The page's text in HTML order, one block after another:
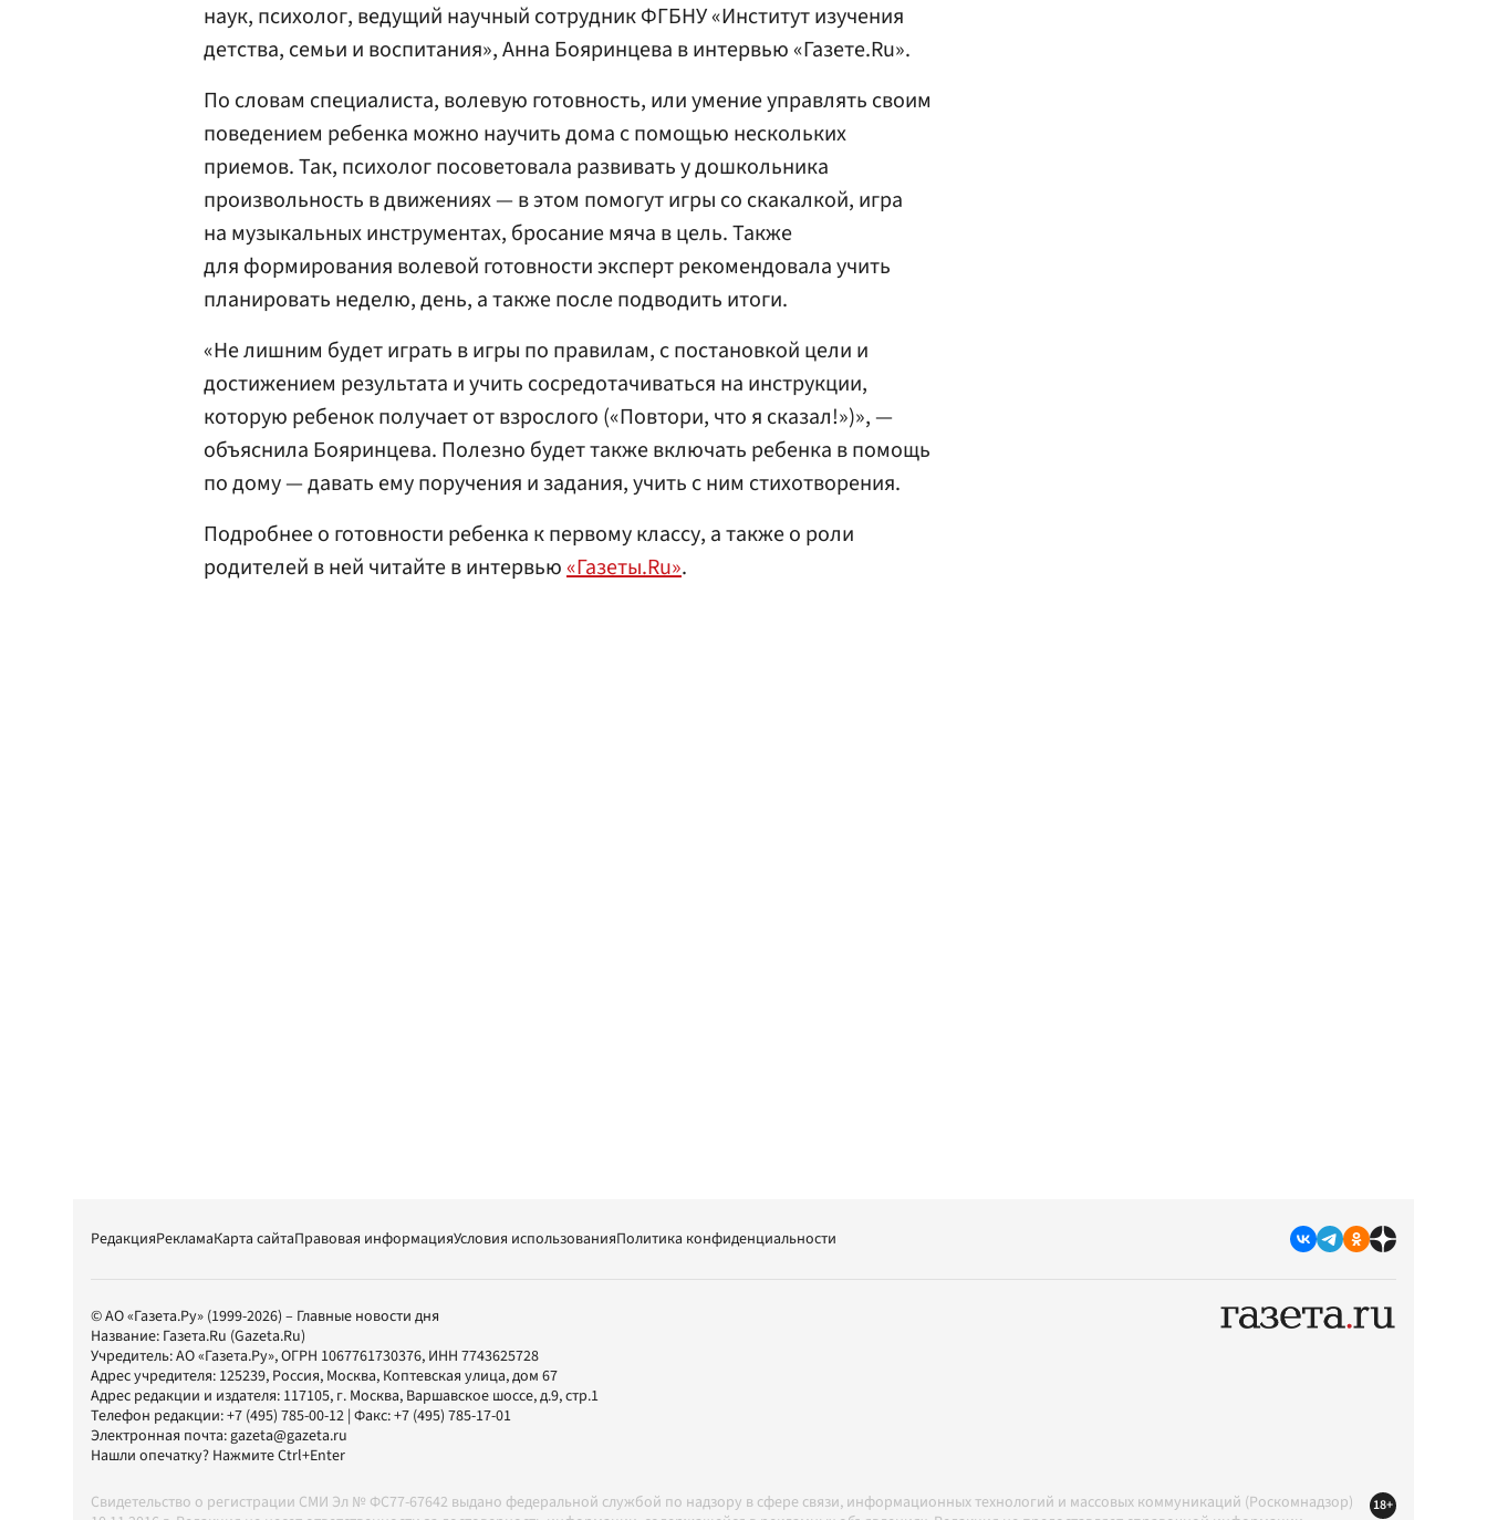
наук, психолог, ведущий научный сотрудник ФГБНУ «Институт изучения
детства, семьи и воспитания», Анна Бояринцева в интервью «Газете.Ru».
По словам специалиста, волевую готовность, или умение управлять своим
поведением ребенка можно научить дома с помощью нескольких
приемов. Так, психолог посоветовала развивать у дошкольника
произвольность в движениях — в этом помогут игры со скакалкой, игра
на музыкальных инструментах, бросание мяча в цель. Также
для формирования волевой готовности эксперт рекомендовала учить
планировать неделю, день, а также после подводить итоги.
«Не лишним будет играть в игры по правилам, с постановкой цели и
достижением результата и учить сосредотачиваться на инструкции,
которую ребенок получает от взрослого («Повтори, что я сказал!»)», —
объяснила Бояринцева. Полезно будет также включать ребенка в помощь
по дому — давать ему поручения и задания, учить с ним стихотворения.
Подробнее о готовности ребенка к первому классу, а также о роли
родителей в ней читайте в интервью«Газеты.Ru».
РедакцияРекламаКарта сайтаПравовая информацияУсловия использованияПолитика конфиденциальности
© АО «Газета.Ру» (1999-2026) – Главные новости дня
Название: Газета.Ru (Gazeta.Ru)
Учредитель:АО «Газета.Ру», ОГРН 1067761730376, ИНН 7743625728
Адрес учредителя: 125239, Россия, Москва, Коптевская улица, дом 67
Адрес редакции и издателя: 117105, г. Москва, Варшавское шоссе, д.9, стр.1
Телефон редакции:+7 (495) 785-00-12 | Факс:+7 (495) 785-17-01
Электронная почта:gazeta@gazeta.ru
Нашли опечатку? Нажмите Ctrl+Enter
Свидетельство о регистрации СМИ Эл № ФС77-67642 выдано федеральной службой по надзору в сфере связи, информационных технологий и массовых коммуникаций (Роскомнадзор)
18+